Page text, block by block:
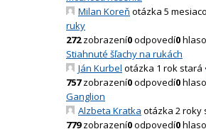
Milan Koreň otázka 5
ruky
272zobrazení0odpovedí0
Stiahnuté šľachy na rukách
Ján Kurbel otázka 1 rok stará
757zobrazení0odpovedí0
Ganglion
Alzbeta Kratka otázka 2 roky
779zobrazení0odpovedí0